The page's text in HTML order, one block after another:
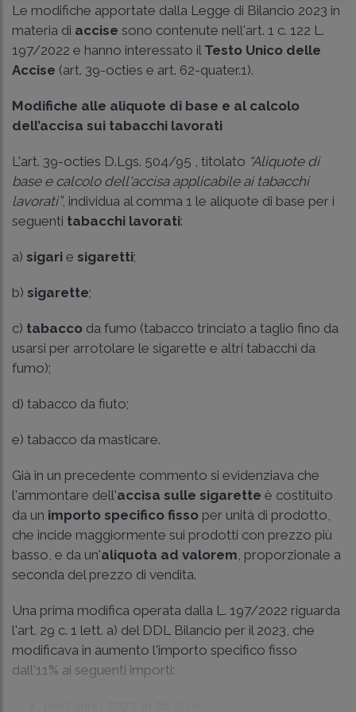
Le modifiche apportate dalla Legge di Bilancio 2023 in
materia di accise sono contenute nell'art. 1 c. 122 L.
197/2022 e hanno interessato il Testo Unico delle
Accise (art. 39-octies e art. 62-quater.1).
Modifiche alle aliquote di base e al calcolo
dell’accisa sui tabacchi lavorati
L'art. 39-octies D.Lgs. 504/95 , titolato “Aliquote di
base e calcolo dell'accisa applicabile ai tabacchi
lavorati”, individua al comma 1 le aliquote di base per i
seguenti tabacchi lavorati:
a) sigari e sigaretti;
b) sigarette;
c) tabacco da fumo (tabacco trinciato a taglio fino da
usarsi per arrotolare le sigarette e altri tabacchi da
fumo);
d) tabacco da fiuto;
e) tabacco da masticare.
Già in un precedente commento si evidenziava che
l'ammontare dell'accisa sulle sigarette è costituito
da un importo specifico fisso per unità di prodotto,
che incide maggiormente sui prodotti con prezzo più
basso, e da un'aliquota ad valorem , proporzionale a
seconda del prezzo di vendita.
Una prima modifica operata dalla L. 197/2022 riguarda
l'art. 29 c. 1 lett. a) del DDL Bilancio per il 2023, che
modificava in aumento l'importo specifico fisso
dall'11% ai seguenti importi: